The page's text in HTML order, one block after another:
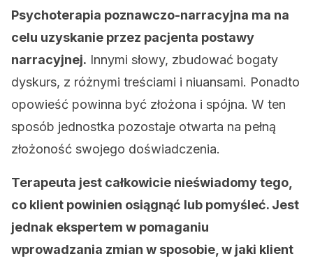
Psychoterapia poznawczo-narracyjna ma na
celu uzyskanie przez pacjenta postawy
narracyjnej. Innymi słowy, zbudować bogaty
dyskurs, z różnymi treściami i niuansami. Ponadto
opowieść powinna być złożona i spójna. W ten
sposób jednostka pozostaje otwarta na pełną
złożoność swojego doświadczenia.
Terapeuta jest całkowicie nieświadomy tego,
co klient powinien osiągnąć lub pomyśleć. Jest
jednak ekspertem w pomaganiu
wprowadzania zmian w sposobie, w jaki klient